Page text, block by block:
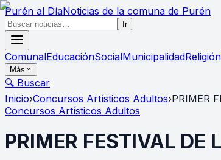
Purén al DíaNoticias de la comuna de Purén
Ir
ComunalEducaciónSocialMunicipalidadReligión
Más
🔍 Buscar
Inicio›Concursos Artísticos Adultos›PRIMER
Concursos Artísticos Adultos
PRIMER FESTIVAL DE